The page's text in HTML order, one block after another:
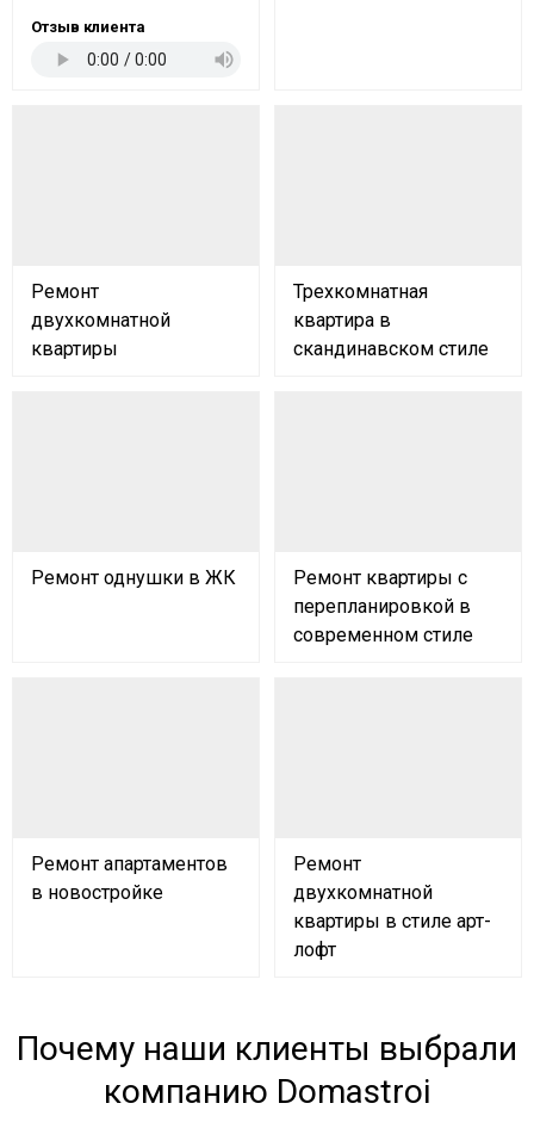
Отзыв клиента
Ремонт
двухкомнатной
квартиры
Трехкомнатная
квартира в
скандинавском стиле
Ремонт однушки в ЖК
Ремонт квартиры с
перепланировкой в
современном стиле
Ремонт апартаментов
в новостройке
Ремонт
двухкомнатной
квартиры в стиле арт-
лофт
Почему наши клиенты выбрали
компанию Domastroi